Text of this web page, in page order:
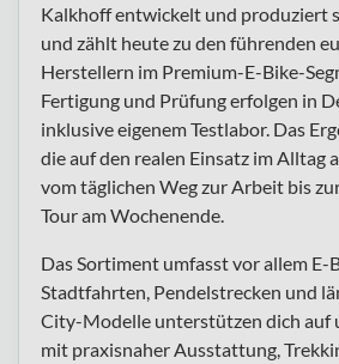
Kalkhoff entwickelt und produziert
und zählt heute zu den führenden
Herstellern im Premium-E-Bike-
Fertigung und Prüfung erfolgen in
inklusive eigenem Testlabor. Das
die auf den realen Einsatz im Alltag
vom täglichen Weg zur Arbeit bis
Tour am Wochenende.
Das Sortiment umfasst vor allem E-
Stadtfahrten, Pendelstrecken und
City-Modelle unterstützen dich auf
mit praxisnaher Ausstattung,